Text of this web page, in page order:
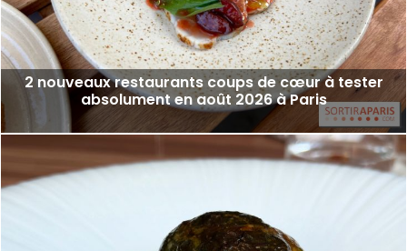
2 nouveaux restaurants coups de cœur à tester
absolument en août 2026 à Paris